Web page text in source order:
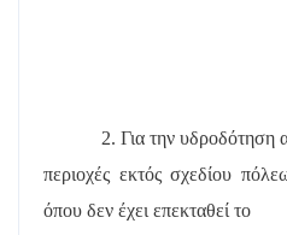
2. Για την υδροδότηση
περιοχές εκτός σχεδίου
όπου δεν έχει επεκταθεί το